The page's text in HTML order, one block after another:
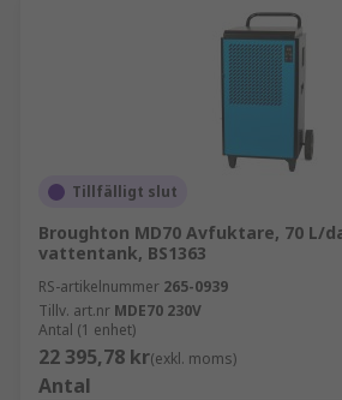
Tillfälligt slut
Broughton MD70 Avfuktare, 70 L/
vattentank, BS1363
RS-artikelnummer 265-0939
Tillv. art.nr MDE70 230V
Antal (1 enhet)
22 395,78 kr(exkl. moms)
Antal